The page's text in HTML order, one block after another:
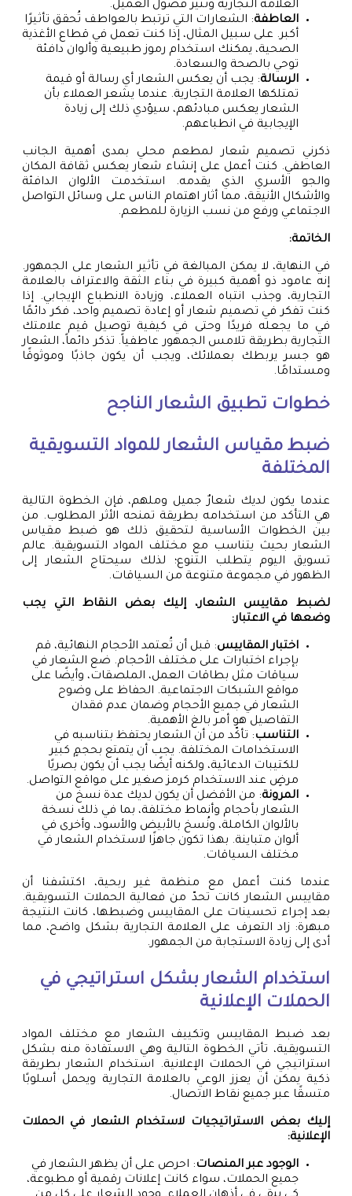
العلامة التجارية وتثير فضول العميل.
العاطفة: الشعارات التي ترتبط بالعواطف تُحقق تأثيرًا
أكبر. على سبيل المثال، إذا كنت تعمل في قطاع الأغذية
الصحية، يمكنك استخدام رموز طبيعية وألوان دافئة
توحي بالصحة والسعادة.
الرسالة: يجب أن يعكس الشعار أي رسالة أو قيمة
تمتلكها العلامة التجارية. عندما يشعر العملاء بأن
الشعار يعكس مبادئهم، سيؤدي ذلك إلى زيادة
الإيجابية في انطباعهم.
ذكرني تصميم شعار لمطعم محلي بمدى أهمية الجانب
العاطفي. كنت أعمل على إنشاء شعار يعكس ثقافة المكان
والجو الأسري الذي يقدمه. استخدمت الألوان الدافئة
والأشكال الأنيقة، مما أثار اهتمام الناس على وسائل التواصل
الاجتماعي ورفع من نسب الزيارة للمطعم.
الخاتمة:
في النهاية، لا يمكن المبالغة في تأثير الشعار على الجمهور.
إنه عامود ذو أهمية كبيرة في بناء الثقة والاعتراف بالعلامة
التجارية، وجذب انتباه العملاء، وزيادة الانطباع الإيجابي. إذا
كنت تفكر في تصميم شعار أو إعادة تصميم واحد، فكر دائمًا
في ما يجعله فريدًا وحتى في كيفية توصيل قيم علامتك
التجارية بطريقة تلامس الجمهور عاطفياً. تذكر دائماً، الشعار
هو جسر يربطك بعملائك، ويجب أن يكون جاذبًا وموثوقًا
ومستدامًا.
خطوات تطبيق الشعار الناجح
ضبط مقياس الشعار للمواد التسويقية
المختلفة
عندما يكون لديك شعارٌ جميل وملهم، فإن الخطوة التالية
هي التأكد من استخدامه بطريقة تمنحه الأثر المطلوب. من
بين الخطوات الأساسية لتحقيق ذلك هو ضبط مقياس
الشعار بحيث يتناسب مع مختلف المواد التسويقية. عالم
تسويق اليوم يتطلب التنوع؛ لذلك سيحتاج الشعار إلى
الظهور في مجموعة متنوعة من السياقات.
لضبط مقاييس الشعار، إليك بعض النقاط التي يجب
وضعها في الاعتبار:
اختبار المقاييس: قبل أن تُعتمد الأحجام النهائية، قم
بإجراء اختبارات على مختلف الأحجام. ضع الشعار في
سياقات مثل بطاقات العمل، الملصقات، وأيضًا على
مواقع الشبكات الاجتماعية. الحفاظ على وضوح
الشعار في جميع الأحجام وضمان عدم فقدان
التفاصيل هو أمر بالغ الأهمية.
التناسب: تأكّد من أن الشعار يحتفظ بتناسبه في
الاستخدامات المختلفة. يجب أن يتمتع بحجمٍ كبير
للكتيبات الدعائية، ولكنه أيضًا يجب أن يكون بصريًا
مرضٍ عند الاستخدام كرمز صغير على مواقع التواصل.
المرونة: من الأفضل أن يكون لديك عدة نسخ من
الشعار بأحجام وأنماط مختلفة، بما في ذلك نسخة
بالألوان الكاملة، ونُسخ بالأبيض والأسود، وأخرى في
ألوان متباينة. بهذا تكون جاهزًا لاستخدام الشعار في
مختلف السياقات.
عندما كنت أعمل مع منظمة غير ربحية، اكتشفنا أن
مقاييس الشعار كانت تحدّ من فعالية الحملات التسويقية.
بعد إجراء تحسينات على المقاييس وضبطها، كانت النتيجة
مبهرة: زاد التعرف على العلامة التجارية بشكل واضح، مما
أدى إلى زيادة الاستجابة من الجمهور.
استخدام الشعار بشكل استراتيجي في
الحملات الإعلانية
بعد ضبط المقاييس وتكييف الشعار مع مختلف المواد
التسويقية، تأتي الخطوة التالية وهي الاستفادة منه بشكل
استراتيجي في الحملات الإعلانية. استخدام الشعار بطريقة
ذكية يمكن أن يعزز الوعي بالعلامة التجارية ويحمل أسلوبًا
متسقًا عبر جميع نقاط الاتصال.
إليك بعض الاستراتيجيات لاستخدام الشعار في الحملات
الإعلانية:
الوجود عبر المنصات: احرص على أن يظهر الشعار في
جميع الحملات، سواء كانت إعلانات رقمية أو مطبوعة،